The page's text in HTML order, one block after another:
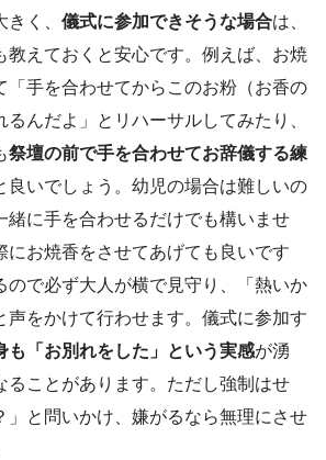
く、 儀式に参加できそうな場合は、
教えておくと安心です。例えば、お焼
「手を合わせてからこのお粉（お香の
るんだよ」とリハーサルしてみたり、
祭壇の前で手を合わせてお辞儀する練
良いでしょう。幼児の場合は難しいの
緒に手を合わせるだけでも構いませ
にお焼香をさせてあげても良いです
ので必ず大人が横で見守り、「熱いか
声をかけて行わせます。儀式に参加す
も「お別れをした」という実感が湧
ることがあります。ただし強制はせ
」と問いかけ、嫌がるなら無理にさせ